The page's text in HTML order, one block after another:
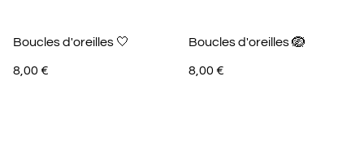
Boucles d'oreilles 🤍
8,00 €
Boucles d'oreilles 🪺
8,00 €